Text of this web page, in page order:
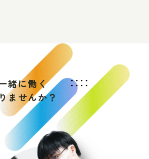
緒に働 く
りま せんか？